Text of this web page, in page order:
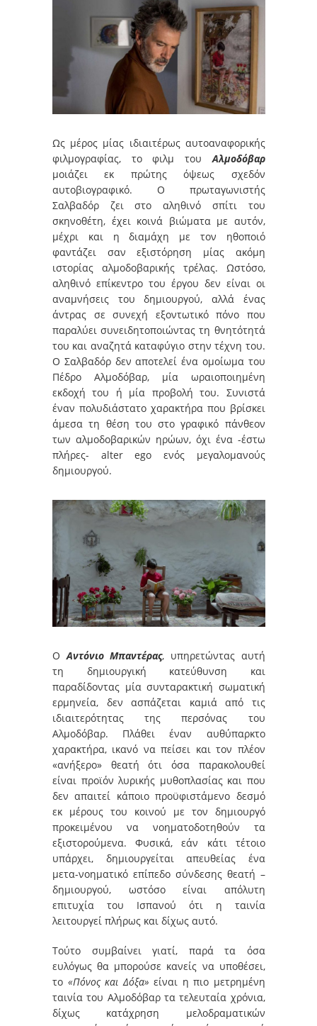
Ως μέρος μίας ιδιαιτέρως αυτοαναφορικής
φιλμογραφίας, το φιλμ τουΑλμοδόβαρ
μοιάζει εκ πρώτης όψεως σχεδόν
αυτοβιογραφικό. Ο πρωταγωνιστής
Σαλβαδόρ ζει στο αληθινό σπίτι του
σκηνοθέτη, έχει κοινά βιώματα με αυτόν,
μέχρι και η διαμάχη με τον ηθοποιό
φαντάζει σαν εξιστόρηση μίας ακόμη
ιστορίας αλμοδοβαρικής τρέλας. Ωστόσο,
αληθινό επίκεντρο του έργου δεν είναι οι
αναμνήσεις του δημιουργού, αλλά ένας
άντρας σε συνεχή εξοντωτικό πόνο που
παραλύει συνειδητοποιώντας τη θνητότητά
του και αναζητά καταφύγιο στην τέχνη του.
Ο Σαλβαδόρ δεν αποτελεί ένα ομοίωμα του
Πέδρο Αλμοδόβαρ, μία ωραιοποιημένη
εκδοχή του ή μία προβολή του. Συνιστά
έναν πολυδιάστατο χαρακτήρα που βρίσκει
άμεσα τη θέση του στο γραφικό πάνθεον
των αλμοδοβαρικών ηρώων, όχι ένα -έστω
πλήρες- alter ego ενός μεγαλομανούς
δημιουργού.
ΟΑντόνιο Μπαντέρας, υπηρετώντας αυτή
τη δημιουργική κατεύθυνση και
παραδίδοντας μία συνταρακτική σωματική
ερμηνεία, δεν ασπάζεται καμιά από τις
ιδιαιτερότητας της περσόνας του
Αλμοδόβαρ. Πλάθει έναν αυθύπαρκτο
χαρακτήρα, ικανό να πείσει και τον πλέον
«ανήξερο» θεατή ότι όσα παρακολουθεί
είναι προϊόν λυρικής μυθοπλασίας και που
δεν απαιτεί κάποιο προϋφιστάμενο δεσμό
εκ μέρους του κοινού με τον δημιουργό
προκειμένου να νοηματοδοτηθούν τα
εξιστορούμενα. Φυσικά, εάν κάτι τέτοιο
υπάρχει, δημιουργείται απευθείας ένα
μετα-νοηματικό επίπεδο σύνδεσης θεατή –
δημιουργού, ωστόσο είναι απόλυτη
επιτυχία του Ισπανού ότι η ταινία
λειτουργεί πλήρως και δίχως αυτό.
Τούτο συμβαίνει γιατί, παρά τα όσα
ευλόγως θα μπορούσε κανείς να υποθέσει,
το «Πόνος και Δόξα»είναι η πιο μετρημένη
ταινία του Αλμοδόβαρ τα τελευταία χρόνια,
δίχως κατάχρηση μελοδραματικών